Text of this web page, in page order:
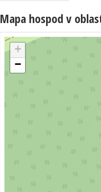
Mapa hospod v
+
−